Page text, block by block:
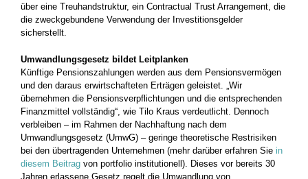
über eine Treuhandstruktur, ein Contractual Trust Arrangement, die
die zweckgebundene Verwendung der Investitionsgelder
sicherstellt.
Umwandlungsgesetz bildet Leitplanken
Künftige Pensionszahlungen werden aus dem Pensionsvermögen
und den daraus erwirtschafteten Erträgen geleistet. „Wir
übernehmen die Pensionsverpflichtungen und die entsprechenden
Finanzmittel vollständig“, wie Tilo Kraus verdeutlicht. Dennoch
verbleiben – im Rahmen der Nachhaftung nach dem
Umwandlungsgesetz (UmwG) – geringe theoretische Restrisiken
bei den übertragenden Unternehmen (mehr darüber erfahren Sie in
diesem Beitrag von portfolio institutionell). Dieses vor bereits 30
Jahren erlassene Gesetz regelt die Umwandlung von